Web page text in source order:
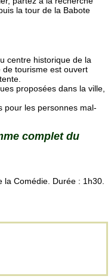
la tour de la Babote
centre historique de la
de tourisme est ouvert
proposées dans la ville,
pour les personnes mal-
complet du
la Comédie. Durée : 1h30.